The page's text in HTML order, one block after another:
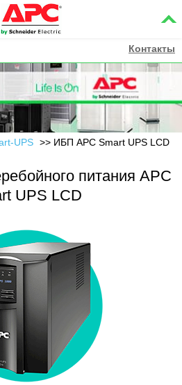
Контакты
UPS ИБП APC Smart UPS LCD
питания APC
UPS LCD